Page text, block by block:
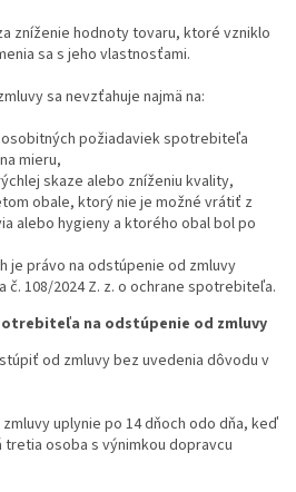
zníženie hodnoty tovaru, ktoré vzniklo
sa s jeho vlastnosťami.
sa nevzťahuje najmä na:
požiadaviek spotrebiteľa
mieru,
skaze alebo zníženiu kvality,
obale, ktorý nie je možné vrátiť z
alebo hygieny a ktorého obal bol po
je právo na odstúpenie od zmluvy
č. 108/2024 Z. z. o ochrane spotrebiteľa.
na odstúpenie od zmluvy
od zmluvy bez uvedenia dôvodu v
uplynie po 14 dňoch odo dňa, keď
osoba s výnimkou dopravcu